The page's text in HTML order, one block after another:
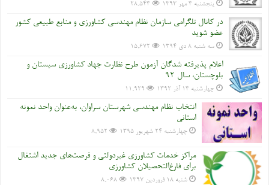
پنجشنبه ۳ مهر ۱۳۹۳ 28,543
در کانال تلگرامی سازمان نظام مهندسی کشاورزی و منابع طبیعی کشور
عضو شوید
سه شنبه ۸ دی ۱۳۹۴ 15,672
اعلام پذیرفته شدگان آزمون طرح نظارت جهاد کشاورزی سیستان و
بلوچستان، سال 92
چهارشنبه ۱۳ آذر ۱۳۹۲ 11,929
انتخاب نظام مهندسی شهرستان سراوان، به‌عنوان واحد نمونه
استانی
چهارشنبه ۲۴ شهریور ۱۳۹۵ 8,952
مراکز خدمات کشاورزی غیردولتی و فرصت‌های جدید اشتغال
برای فارغ‌التحصیلان کشاورزی
شنبه ۱۸ فروردین ۱۳۹۷ 8,068